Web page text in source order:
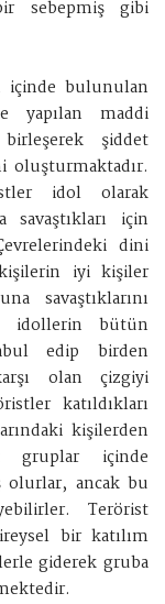
sebepmiş gibi
içinde bulunulan
yapılan maddi
şiddet
oluşturmaktadır.
idol olarak
için
dini
iyi kişiler
savaştıklarını
idollerin bütün
edip birden
olan çizgiyi
katıldıkları
kişilerden
gruplar içinde
olurlar, ancak bu
Terörist
bir katılım
giderek gruba